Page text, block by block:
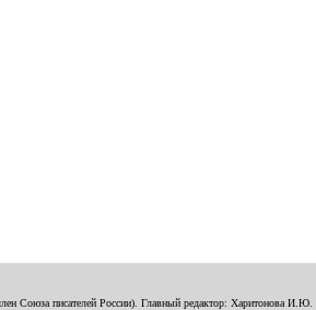
Союза писателей России). Главный редактор: Харитонова И.Ю.